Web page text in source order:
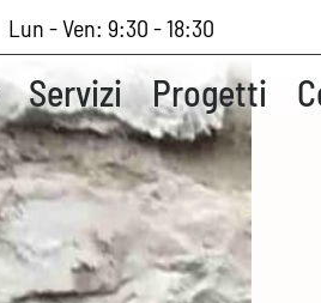
Lun - Ven: 9:30 - 18:30
Servizi Progetti